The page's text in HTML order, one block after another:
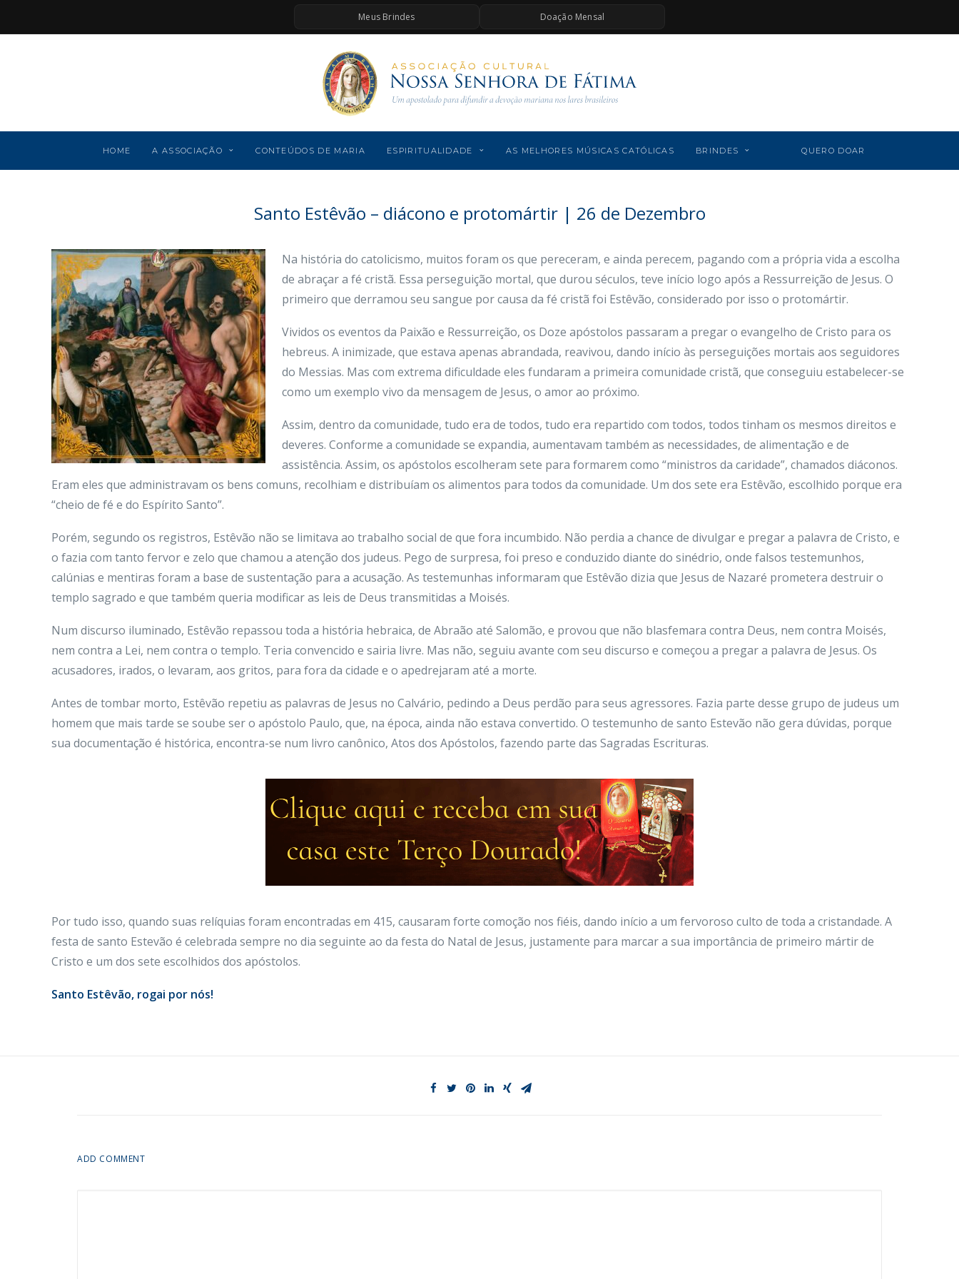
Meus Brindes Doação Mensal
HOME A ASSOCIAÇÃO CONTEÚDOS DE MARIA ESPIRITUALIDADE AS MELHORES MÚSICAS CATÓLICAS BRINDES QUERO DOAR
Santo Estêvão – diácono e protomártir | 26 de Dezembro
Na história do catolicismo, muitos foram os que pereceram, e ainda perecem, pagando com a própria vida a escolha
de abraçar a fé cristã. Essa perseguição mortal, que durou séculos, teve início logo após a Ressurreição de Jesus. O
primeiro que derramou seu sangue por causa da fé cristã foi Estêvão, considerado por isso o protomártir.
Vividos os eventos da Paixão e Ressurreição, os Doze apóstolos passaram a pregar o evangelho de Cristo para os
hebreus. A inimizade, que estava apenas abrandada, reavivou, dando início às perseguições mortais aos seguidores
do Messias. Mas com extrema dificuldade eles fundaram a primeira comunidade cristã, que conseguiu estabelecer-se
como um exemplo vivo da mensagem de Jesus, o amor ao próximo.
Assim, dentro da comunidade, tudo era de todos, tudo era repartido com todos, todos tinham os mesmos direitos e
deveres. Conforme a comunidade se expandia, aumentavam também as necessidades, de alimentação e de
assistência. Assim, os apóstolos escolheram sete para formarem como “ministros da caridade”, chamados diáconos.
Eram eles que administravam os bens comuns, recolhiam e distribuíam os alimentos para todos da comunidade. Um dos sete era Estêvão, escolhido porque era
“cheio de fé e do Espírito Santo”.
Porém, segundo os registros, Estêvão não se limitava ao trabalho social de que fora incumbido. Não perdia a chance de divulgar e pregar a palavra de Cristo, e
o fazia com tanto fervor e zelo que chamou a atenção dos judeus. Pego de surpresa, foi preso e conduzido diante do sinédrio, onde falsos testemunhos,
calúnias e mentiras foram a base de sustentação para a acusação. As testemunhas informaram que Estêvão dizia que Jesus de Nazaré prometera destruir o
templo sagrado e que também queria modificar as leis de Deus transmitidas a Moisés.
Num discurso iluminado, Estêvão repassou toda a história hebraica, de Abraão até Salomão, e provou que não blasfemara contra Deus, nem contra Moisés,
nem contra a Lei, nem contra o templo. Teria convencido e sairia livre. Mas não, seguiu avante com seu discurso e começou a pregar a palavra de Jesus. Os
acusadores, irados, o levaram, aos gritos, para fora da cidade e o apedrejaram até a morte.
Antes de tombar morto, Estêvão repetiu as palavras de Jesus no Calvário, pedindo a Deus perdão para seus agressores. Fazia parte desse grupo de judeus um
homem que mais tarde se soube ser o apóstolo Paulo, que, na época, ainda não estava convertido. O testemunho de santo Estevão não gera dúvidas, porque
sua documentação é histórica, encontra-se num livro canônico, Atos dos Apóstolos, fazendo parte das Sagradas Escrituras.
Por tudo isso, quando suas relíquias foram encontradas em 415, causaram forte comoção nos fiéis, dando início a um fervoroso culto de toda a cristandade. A
festa de santo Estevão é celebrada sempre no dia seguinte ao da festa do Natal de Jesus, justamente para marcar a sua importância de primeiro mártir de
Cristo e um dos sete escolhidos dos apóstolos.
Santo Estêvão, rogai por nós!
ADD COMMENT